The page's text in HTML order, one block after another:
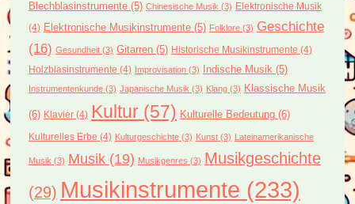
Blechblasinstrumente(5) Chinesische Musik(3) Elektronische Musik
(4) Elektronische Musikinstrumente(5) Folklore(3) Geschichte
(16) Gesundheit(3) Gitarren(5) Historische Musikinstrumente (4)
Holzblasinstrumente (4) Improvisation(3) Indische Musik(5)
Instrumentenkunde(3) Japanische Musik(3) Klang(3) Klassische Musik
(6) Klavier(4) Kultur(57) Kulturelle Bedeutung(6)
Kulturelles Erbe (4) Kulturgeschichte(3) Kunst(3) Lateinamerikanische
Musik(3) Musik(19) Musikgenres (3) Musikgeschichte
(29) Musikinstrumente (233)